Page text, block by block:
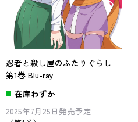
忍者と殺し屋のふたりぐらし
第1巻 Blu-ray
在庫わずか
2025年7月25日発売予定